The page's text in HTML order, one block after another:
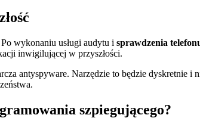
wykonaniu usługi audytu i sprawdzenia
inwigilującej w przyszłości.
antyspyware. Narzędzie to będzie dyskretnie
szpiegującego?